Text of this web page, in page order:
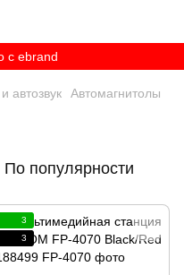
c ebrand
автозвук Автомагнитолы
По популярности
3
3